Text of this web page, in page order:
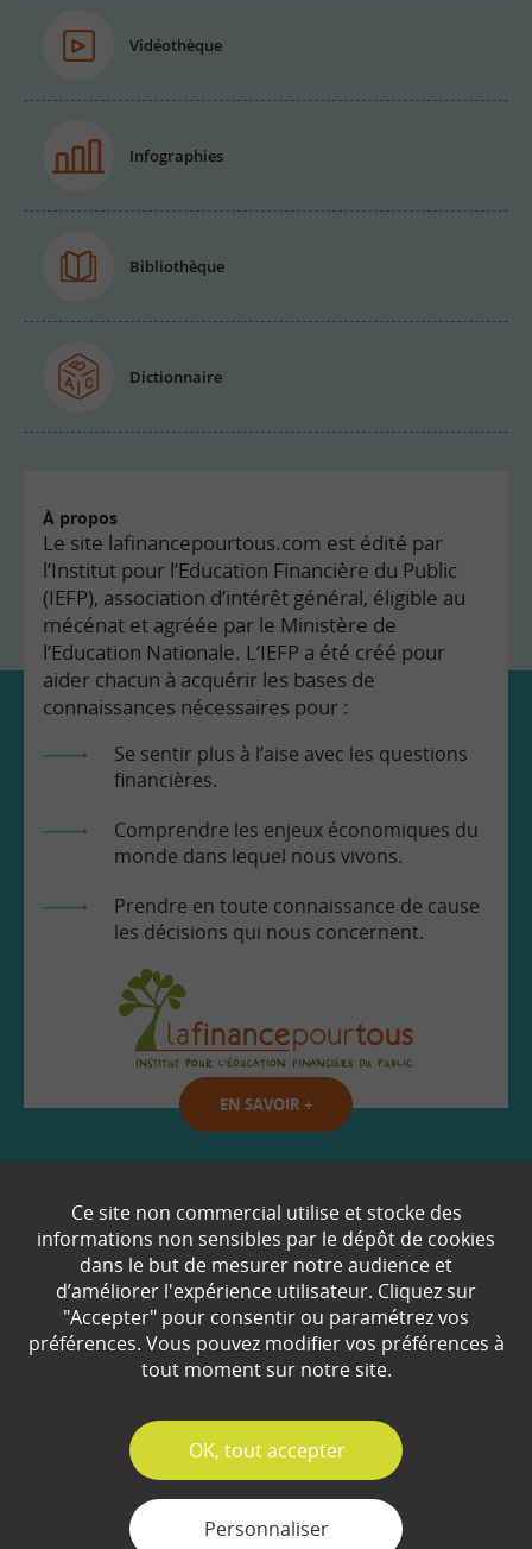
Vidéothèque
Infographies
Bibliothèque
Dictionnaire
À propos
Le site lafinancepourtous.com est édité par
l’Institut pour l’Education Financière du Public
(IEFP), association d’intérêt général, éligible au
mécénat et agréée par le Ministère de
l’Education Nationale. L’IEFP a été créé pour
aider chacun à acquérir les bases de
connaissances nécessaires pour :
Se sentir plus à l’aise avec les questions
financières.
Comprendre les enjeux économiques du
monde dans lequel nous vivons.
Prendre en toute connaissance de cause
les décisions qui nous concernent.
EN SAVOIR +
Partenaires
Espace Presse
Plan du site
Mentions légales
Ce site non commercial utilise et stocke des
informations non sensibles par le dépôt de cookies
dans le but de mesurer notre audience et
d’améliorer l'expérience utilisateur. Cliquez sur
"Accepter" pour consentir ou paramétrez vos
préférences. Vous pouvez modifier vos préférences à
tout moment sur notre site.
✓
OK, tout accepter
Personnaliser